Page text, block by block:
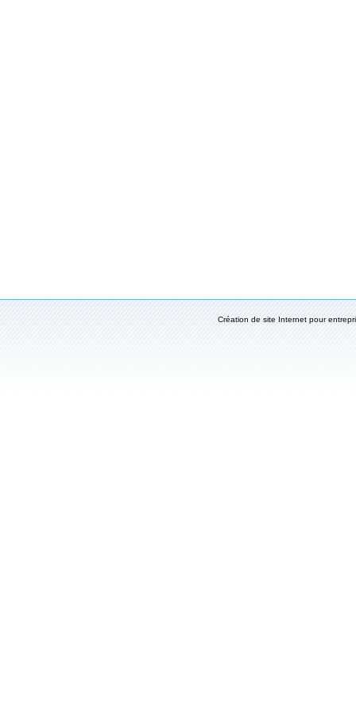
Création de site Internet pour